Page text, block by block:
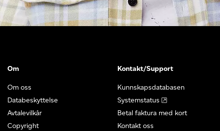
Om
Om oss
Databeskyttelse
Avtalevilkår
Copyright
Kontakt/Support
Kunnskapsdatabasen
Systemstatus
Betal faktura med kort
Kontakt oss